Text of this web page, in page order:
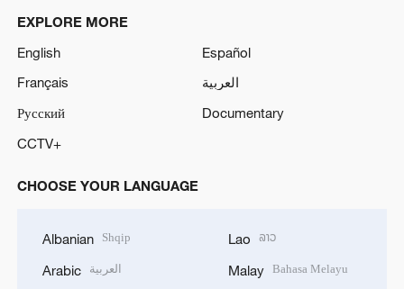
EXPLORE MORE
English
Español
Français
العربية
Русский
Documentary
CCTV+
CHOOSE YOUR LANGUAGE
Albanian Shqip
Arabic العربية
Lao ລາວ
Malay Bahasa Melayu